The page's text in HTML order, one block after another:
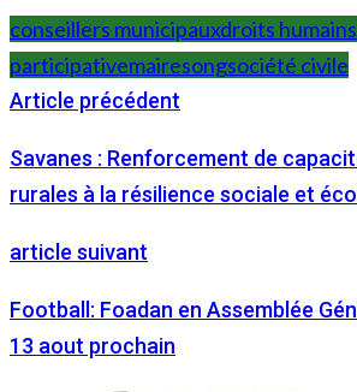
conseillers municipauxdroits humains
participativemairesongsociété civile
Article précédent
Savanes : Renforcement de
rurales à la résilience sociale et
article suivant
Football: Foadan en Assemblée
13 aout prochain